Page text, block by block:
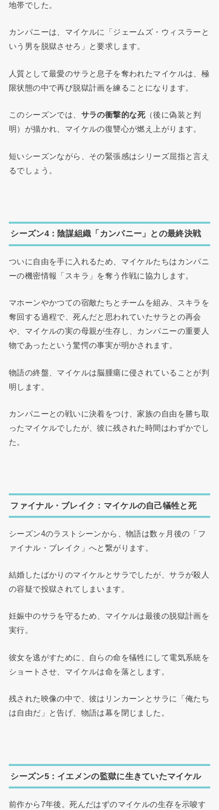
地帯でした。
カンパニーは、マイケルに「ジェームズ・ウィスラーと
いう男を脱獄させろ」と要求します。
人質として最愛のサラと息子を奪われたマイケルは、極
限状態の中で再び脱獄計画を練ることになります。
このシーズンでは、 サラの衝撃的な死（後に偽装と判
明）が描かれ、マイケルの復讐心が燃え上がります。
短いシーズンながら、その緊張感はシリーズ屈指と言え
るでしょう。
シーズン4：陰謀組織「カンパニー」との最終決戦
ついに自由を手に入れるため、マイケルたちはカンパニ
ーの機密情報「スキラ」を奪う作戦に協力します。
マホーンやかつての宿敵たちとチームを組み、スキラを
奪回する過程で、死んだと思われていたサラとの再会
や、マイケルの実の母親が生存し、カンパニーの重要人
物であったという驚愕の事実が明かされます。
物語の終盤、マイケルは脳腫瘍に侵されていることが判
明します。
カンパニーとの戦いに決着をつけ、家族の自由を勝ち取
ったマイケルでしたが、彼に残された時間はわずかでし
た。
ファイナル・ブレイク：マイケルの自己犠牲と死
シーズン4のラストシーンから、物語は数ヶ月後の「フ
ァイナル・ブレイク」へと繋がります。
結婚したばかりのマイケルとサラでしたが、サラが殺人
の容疑で投獄されてしまいます。
妊娠中のサラを守るため、マイケルは最後の脱獄計画を
実行。
彼女を逃がすために、自らの命を犠牲にして電気系統を
ショートさせ、マイケルは命を落とします。
残された映像の中で、彼はリンカーンとサラに「俺たち
は自由だ」と告げ、物語は幕を閉じました。
シーズン5：イエメンの監獄に生きていたマイケル
前作から7年後。死んだはずのマイケルの生存を示唆す